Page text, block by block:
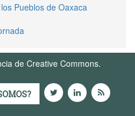
Pueblos de Oaxaca
de Creative Commons.